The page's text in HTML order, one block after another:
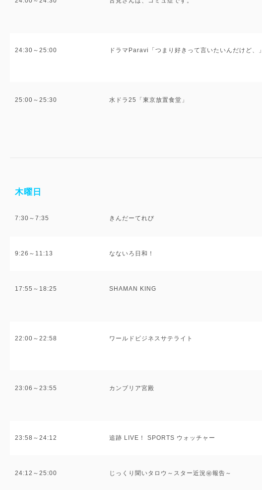
24:30～25:00 ドラマParavi「つまり好きって言いたいんだけど、」
25:00～25:30
水ドラ25「東京放置食堂」
木曜日
7:30～7:35 きんだーてれび
9:26～11:13 なないろ日和！
17:55～18:25 SHAMAN KING
22:00～22:58 ワールドビジネスサテライト
23:06～23:55 カンブリア宮殿
23:58～24:12 追跡 LIVE！ SPORTS ウォッチャー
24:12～25:00 じっくり聞いタロウ～スター近況㊙報告～